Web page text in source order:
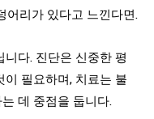
어리가 있다고 느낀다면.
다. 진단은 신중한 평
필요하며, 치료는 불
데 중점을 둡니다.